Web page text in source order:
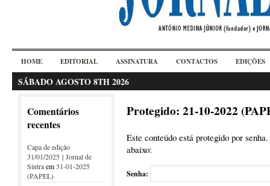
HOME EDITORIAL ASSINATURA CONTACTOS EDIÇÕES
SÁBADO AGOSTO 8TH 2026
Comentários
recentes
Capa de edição
31/01/2025 | Jornal de
Sintraem31-01-2025
(PAPEL)
Protegido: 21-10-2022
Este conteúdo está protegido por
abaixo:
Senha: